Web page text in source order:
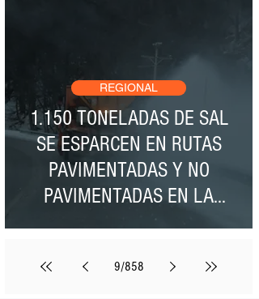
1.150 TONELADAS DE SAL
SE ESPARCEN EN RUTAS
PAVIMENTADAS Y NO
PAVIMENTADAS EN LA
REGIÓN DE AYSÉN
REGIONAL
9/858